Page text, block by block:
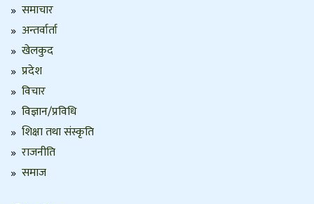
समाचार
अन्तर्वार्ता
खेलकुद
प्रदेश
विचार
विज्ञान/प्रविधि
शिक्षा तथा संस्कृति
राजनीति
समाज